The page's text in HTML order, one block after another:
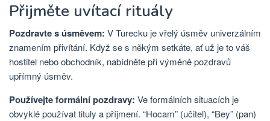
Přijměte uvítací rituály
Pozdravte s úsměvem: V Turecku je vřelý úsměv univerzálním
znamením přivítání. Když se s někým setkáte, ať už je to váš
hostitel nebo obchodník, nabídněte při výměně pozdravů
upřímný úsměv.
Používejte formální pozdravy: Ve formálních situacích je
obvyklé používat tituly a příjmení. “Hocam” (učitel), “Bey” (pan)